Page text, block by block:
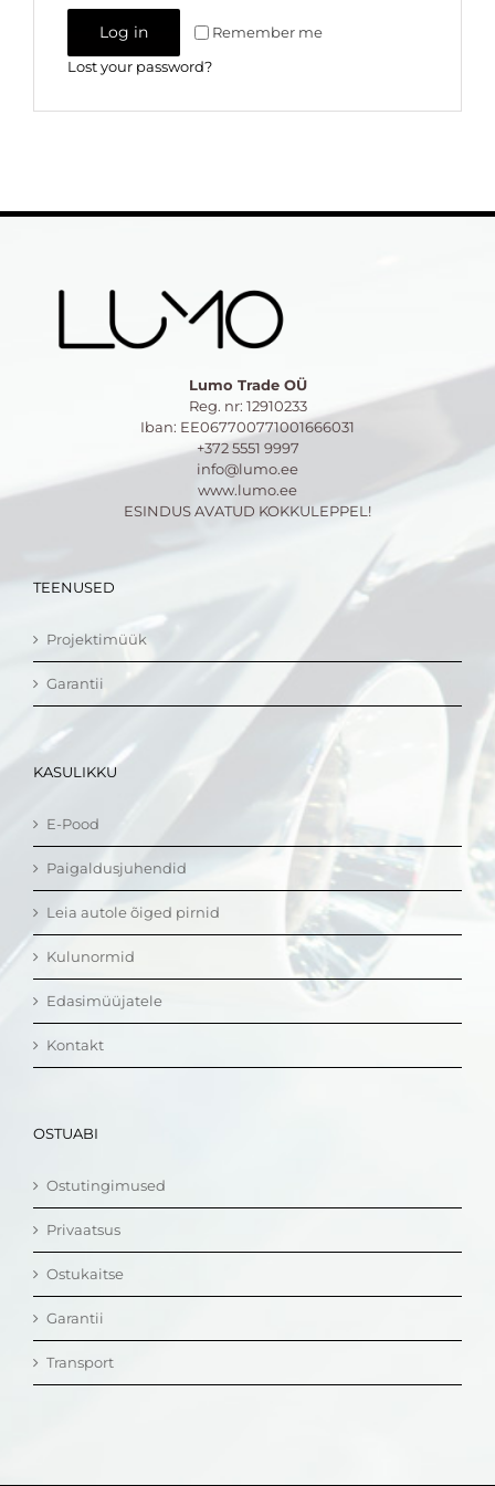
Remember me
Log in
Lost your password?
Lumo Trade OÜ
Reg. nr: 12910233
Iban: EE067700771001666031
+372 5551 9997
info@lumo.ee
www.lumo.ee
ESINDUS AVATUD KOKKULEPPEL!
TEENUSED
Projektimüük
Garantii
KASULIKKU
E-Pood
Paigaldusjuhendid
Leia autole õiged pirnid
Kulunormid
Edasimüüjatele
Kontakt
OSTUABI
Ostutingimused
Privaatsus
Ostukaitse
Garantii
Transport